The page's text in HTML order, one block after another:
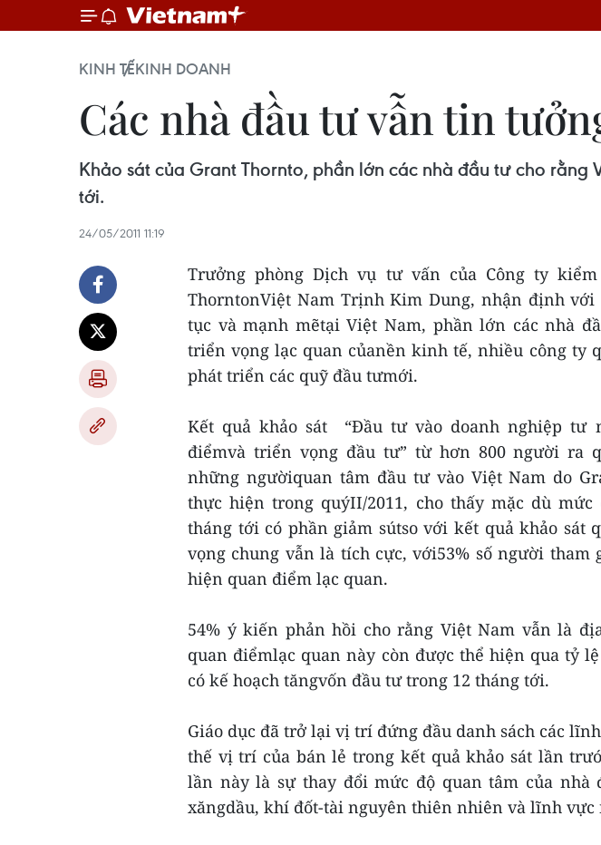
KINH TẾKINH DOANH
Các nhà đầu tư vẫn tin
Khảo sát của Grant Thornto, phần lớn các nhà đầu tư cho
tới.
24/05/2011 11:19
Trưởng phòng Dịch vụ tư vấn của Công ty
ThorntonViệt Nam Trịnh Kim Dung, nhận định
tục và mạnh mẽtại Việt Nam, phần lớn các nhà
triển vọng lạc quan củanền kinh tế, nhiều công ty
phát triển các quỹ đầu tưmới.
Kết quả khảo sát “Đầu tư vào doanh nghiệp tư
điểmvà triển vọng đầu tư” từ hơn 800 người ra
những ngườiquan tâm đầu tư vào Việt Nam do
thực hiện trong quýII/2011, cho thấy mặc dù
tháng tới có phần giảm sútso với kết quả khảo sát
vọng chung vẫn là tích cực, với53% số người tham
hiện quan điểm lạc quan.
54% ý kiến phản hồi cho rằng Việt Nam vẫn là
quan điểmlạc quan này còn được thể hiện qua tỷ
có kế hoạch tăngvốn đầu tư trong 12 tháng tới.
Giáo dục đã trở lại vị trí đứng đầu danh sách các
thế vị trí của bán lẻ trong kết quả khảo sát lần
lần này là sự thay đổi mức độ quan tâm của
xăngdầu, khí đốt-tài nguyên thiên nhiên và lĩnh vực